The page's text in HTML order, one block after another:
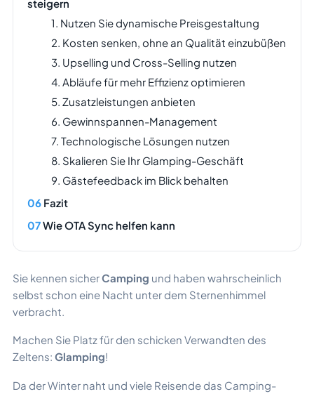
steigern
1. Nutzen Sie dynamische Preisgestaltung
2. Kosten senken, ohne an Qualität einzubüßen
3. Upselling und Cross-Selling nutzen
4. Abläufe für mehr Effizienz optimieren
5. Zusatzleistungen anbieten
6. Gewinnspannen-Management
7. Technologische Lösungen nutzen
8. Skalieren Sie Ihr Glamping-Geschäft
9. Gästefeedback im Blick behalten
Fazit
Wie OTA Sync helfen kann
Sie kennen sicherCamping und haben wahrscheinlich
selbst schon eine Nacht unter dem Sternenhimmel
verbracht.
Machen Sie Platz für den schicken Verwandten des
Zeltens: Glamping!
Da der Winter naht und viele Reisende das Camping-